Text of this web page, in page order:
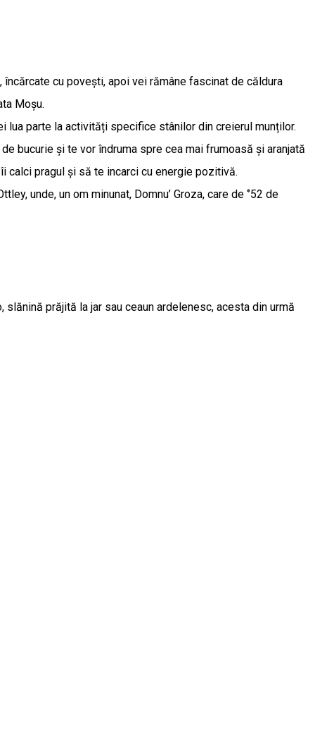
cu povești, apoi vei rămâne fascinat de căldura
Moșu.
lua parte la activități specifice stânilor din creierul munților.
bucurie și te vor îndruma spre cea mai frumoasă și aranjată
calci pragul și să te incarci cu energie pozitivă.
unde, un om minunat, Domnu’ Groza, care de ‘’52 de
prăjită la jar sau ceaun ardelenesc, acesta din urmă